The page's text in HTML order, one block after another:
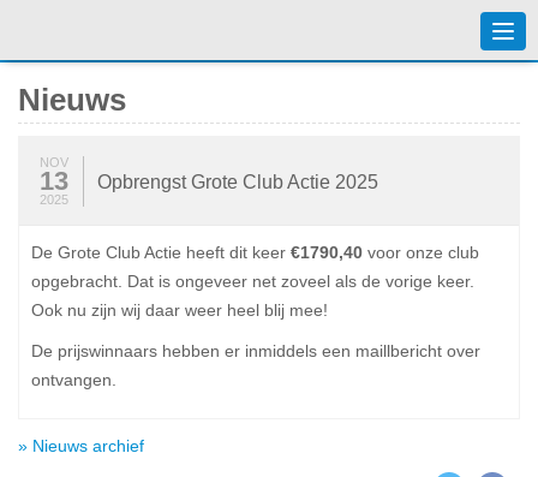
Nieuws
Opbrengst Grote Club Actie 2025
NOV
13
2025
De Grote Club Actie heeft dit keer €1790,40 voor onze club
opgebracht. Dat is ongeveer net zoveel als de vorige keer.
Ook nu zijn wij daar weer heel blij mee!
De prijswinnaars hebben er inmiddels een maillbericht over
ontvangen.
» Nieuws archief